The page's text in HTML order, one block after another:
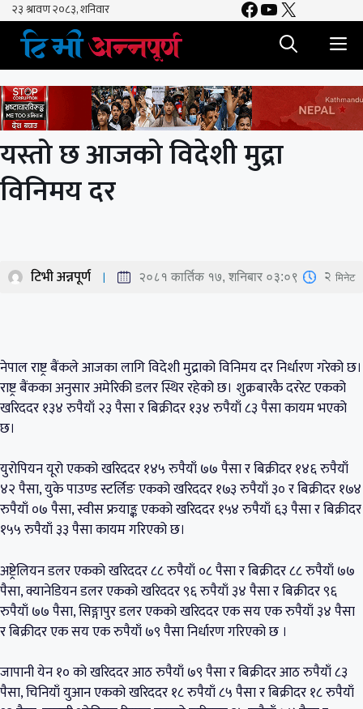
Skip
content
Facebook
YouTube
X
यस्तो छ आजको विदेशी मुद्रा
विनिमय दर
टिभी अन्नपूर्ण २०८१ कार्तिक १७, शनिबार ०३:०९ 2 मिनेट
नेपाल राष्ट्र बैंकले आजका लागि विदेशी मुद्राको विनिमय दर निर्धारण गरेको छ।
राष्ट्र बैंकका अनुसार अमेरिकी डलर स्थिर रहेको छ। शुक्रबारकै दररेट एकको
खरिददर १३४ रुपैयाँ २३ पैसा र बिक्रीदर १३४ रुपैयाँ ८३ पैसा कायम भएको
छ।
युरोपियन यूरो एकको खरिददर १४५ रुपैयाँ ७७ पैसा र बिक्रीदर १४६ रुपैयाँ
४२ पैसा, युके पाउण्ड स्टर्लिङ एकको खरिददर १७३ रुपैयाँ ३० र बिक्रीदर १७४
रुपैयाँ ०७ पैसा, स्वीस फ्रयाङ्क एकको खरिददर १५४ रुपैयाँ ६३ पैसा र बिक्रीदर
१५५ रुपैयाँ ३३ पैसा कायम गरिएको छ।
अष्ट्रेलियन डलर एकको खरिददर ८८ रुपैयाँ ०८ पैसा र बिक्रीदर ८८ रुपैयाँ ७७
पैसा, क्यानेडियन डलर एकको खरिददर ९६ रुपैयाँ ३४ पैसा र बिक्रीदर ९६
रुपैयाँ ७७ पैसा, सिङ्गापुर डलर एकको खरिददर एक सय एक रुपैयाँ ३४ पैसा
र बिक्रीदर एक सय एक रुपैयाँ ७९ पैसा निर्धारण गरिएको छ ।
जापानी येन १० को खरिददर आठ रुपैयाँ ७९ पैसा र बिक्रीदर आठ रुपैयाँ ८३
पैसा, चिनियाँ युआन एकको खरिददर १८ रुपैयाँ ८५ पैसा र बिक्रीदर १८ रुपैयाँ